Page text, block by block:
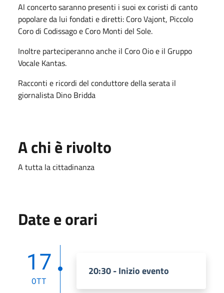
Al concerto saranno presenti i suoi ex coristi di canto
popolare da lui fondati e diretti: Coro Vajont, Piccolo
Coro di Codissago e Coro Monti del Sole.
Inoltre parteciperanno anche il Coro Oio e il Gruppo
Vocale Kantas.
Racconti e ricordi del conduttore della serata il
giornalista Dino Bridda
A chi è rivolto
A tutta la cittadinanza
Date e orari
17
OTT
20:30 - Inizio evento